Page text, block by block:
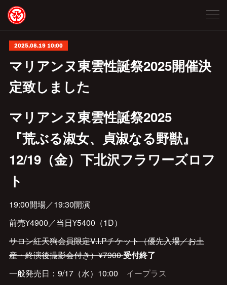
2025.08.19 10:00
マリアンヌ東雲性誕祭2025開催決
定致しました
マリアンヌ東雲性誕祭2025
『荒ぶる淑女、貞淑なる野獣』
12/19（金）下北沢フラワーズロフ
ト
19:00開場／19:30開演
前売¥4900／当日¥5400（1D）
サロン紅天狗会員限定V.I.Pチケット（優先入場／お土
産・終演後撮影会付き）¥7900受付終了
一般発売日：9/17（水）10:00 イープラス